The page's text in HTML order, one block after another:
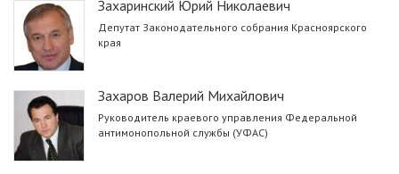
Захаринский Юрий Николаевич
Депутат Законодательного собрания Красноярского
края
Захаров Валерий Михайлович
Руководитель краевого управления Федеральной
антимонопольной службы (УФАС)